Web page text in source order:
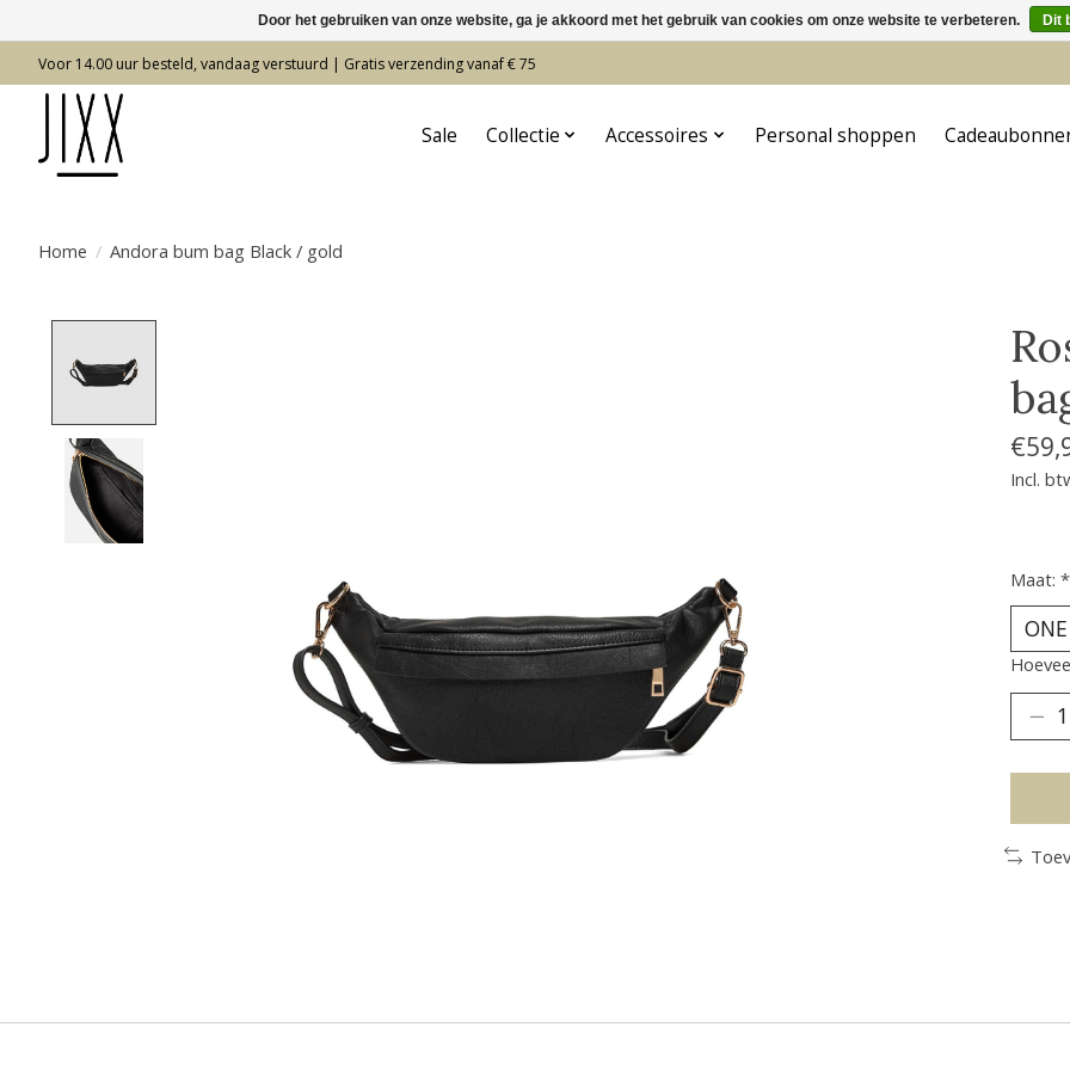
Voor 14.00 uur besteld, vandaag verstuurd | Gratis verzending vanaf € 75
Sale Collectie Accessoires Personal shoppen
Home / Andora bum bag Black / gold
Incl.
Maat: *
Door het gebruiken van onze website, ga je akkoord met het gebruik van cookies om onze website te verbeteren. Dit